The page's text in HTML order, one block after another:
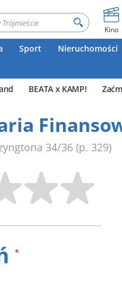
Kino
Sport Nieruchomości
BEATA x KAMP!
34/36 (p. 329)
*